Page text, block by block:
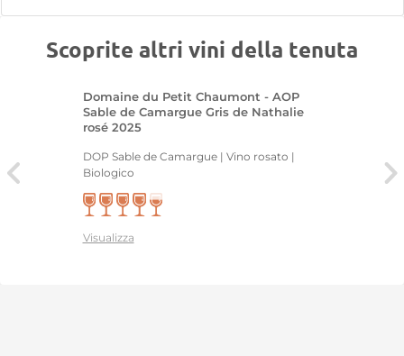
Scoprite altri vini della tenuta
Domaine du Petit Chaumont - AOP
Sable de Camargue Gris de Nathalie
rosé 2025
DOP Sable de Camargue | Vino rosato |
Biologico
Visualizza